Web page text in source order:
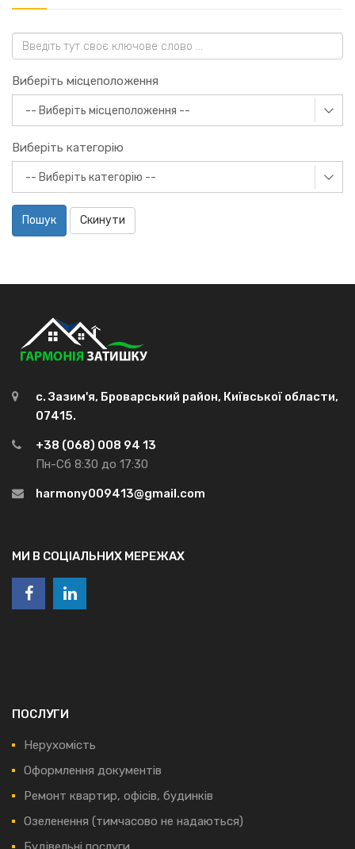
Виберіть місцеположення
Виберіть категорію
Пошук Скинути
с. Зазим'я, Броварський район, Київської области,
07415.
+38 (068) 008 94 13
Пн-Сб 8:30 до 17:30
harmony009413@gmail.com
МИ В СОЦІАЛЬНИХ МЕРЕЖАХ
ПОСЛУГИ
Нерухомість
Оформлення документів
Ремонт квартир, офісів, будинків
Озеленення (тимчасово не надаються)